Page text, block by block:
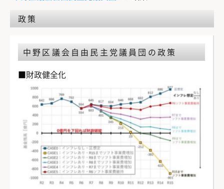
政策
中野区議会自由民主党議員団の政策
■財政健全化